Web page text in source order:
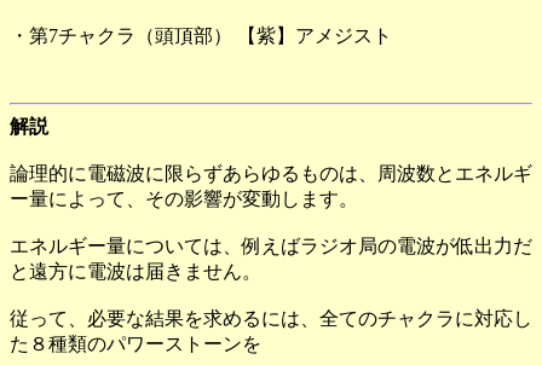
・第7チャクラ（頭頂部） 【紫】アメジスト
解説
論理的に電磁波に限らずあらゆるものは、周波数とエネルギ
ー量によって、その影響が変動します。
エネルギー量については、例えばラジオ局の電波が低出力だ
と遠方に電波は届きません。
従って、必要な結果を求めるには、全てのチャクラに対応し
た８種類のパワーストーンを